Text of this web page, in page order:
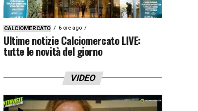
CALCIOMERCATO 6 ore ago
Ultime notizie Calciomercato LIVE:
tutte le novità del giorno
VIDEO